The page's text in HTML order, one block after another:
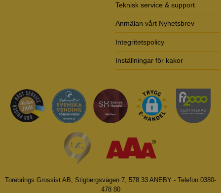
Teknisk service & support
Anmälan vårt Nyhetsbrev
Integritetspolicy
Inställningar för kakor
Torebrings Grossist AB, Stigbergsvägen 7, 578 33 ANEBY - Telefon 0380-
478 80